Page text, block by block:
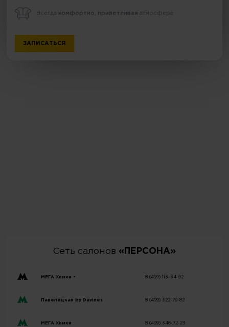
Всегда комфортно, приветливая атмосфера
ЗАПИСАТЬСЯ
Сеть салонов «ПЕРСОНА»
МЕГА Химки • 8 (499) 113-34-92
Павелецкая by Davines 8 (499) 322-79-82
МЕГА Химки 8 (499) 346-72-23